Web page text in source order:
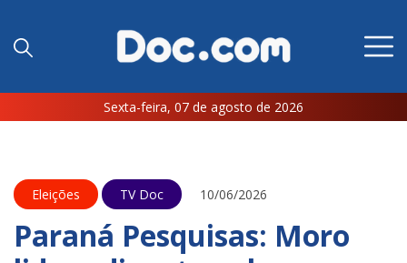
Sexta-feira, 07 de agosto de 2026
Eleições TV Doc 10/06/2026
Paraná Pesquisas: Moro